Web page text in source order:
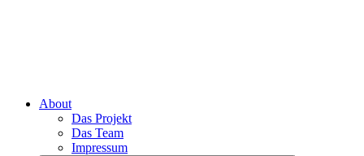
About
Das Projekt
Das Team
Impressum